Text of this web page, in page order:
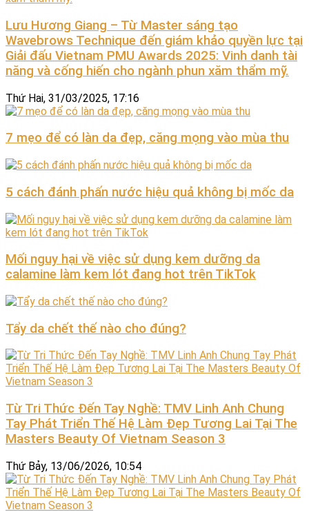
Lưu Hương Giang – Từ Master sáng tạo
Wavebrows Technique đến giám khảo quyền lực tại
Giải đấu Vietnam PMU Awards 2025: Vinh danh tài
năng và cống hiến cho ngành phun xăm thẩm mỹ.
Thứ Hai, 31/03/2025, 17:16
7 mẹo để có làn da đẹp, căng mọng vào mùa thu
5 cách đánh phấn nước hiệu quả không bị mốc da
Mối nguy hại về việc sử dụng kem dưỡng da
calamine làm kem lót đang hot trên TikTok
Tẩy da chết thế nào cho đúng?
Từ Tri Thức Đến Tay Nghề: TMV Linh Anh Chung
Tay Phát Triển Thế Hệ Làm Đẹp Tương Lai Tại The
Masters Beauty Of Vietnam Season 3
Thứ Bảy, 13/06/2026, 10:54